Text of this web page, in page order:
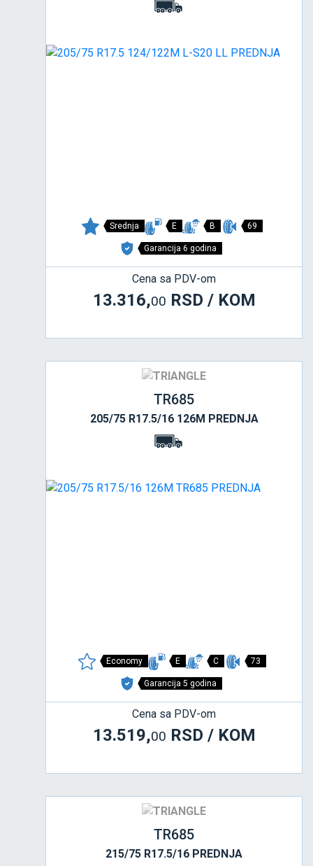
Srednja E B 69
Garancija 6 godina
Cena sa PDV-om
13.316,00 RSD / KOM
TR685
205/75 R17.5/16 126M PREDNJA
Economy E C 73
Garancija 5 godina
Cena sa PDV-om
13.519,00 RSD / KOM
TR685
215/75 R17.5/16 PREDNJA